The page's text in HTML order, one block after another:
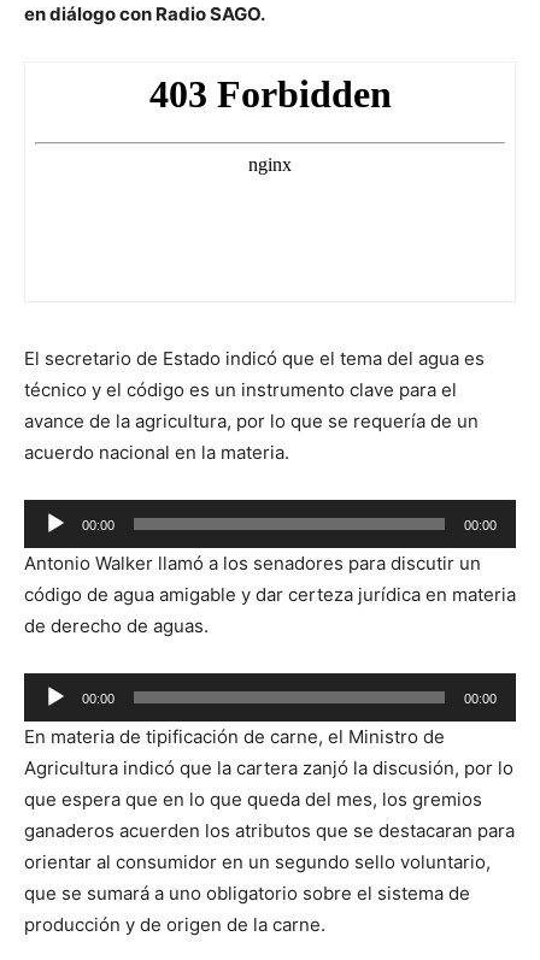
en diálogo con Radio SAGO.
El secretario de Estado indicó que el tema del agua es
técnico y el código es un instrumento clave para el
avance de la agricultura, por lo que se requería de un
acuerdo nacional en la materia.
Reproductor
de
audio
00:00 00:00
Antonio Walker llamó a los senadores para discutir un
código de agua amigable y dar certeza jurídica en materia
de derecho de aguas.
Reproductor
de
audio
00:00 00:00
En materia de tipificación de carne, el Ministro de
Agricultura indicó que la cartera zanjó la discusión, por lo
que espera que en lo que queda del mes, los gremios
ganaderos acuerden los atributos que se destacaran para
orientar al consumidor en un segundo sello voluntario,
que se sumará a uno obligatorio sobre el sistema de
producción y de origen de la carne.